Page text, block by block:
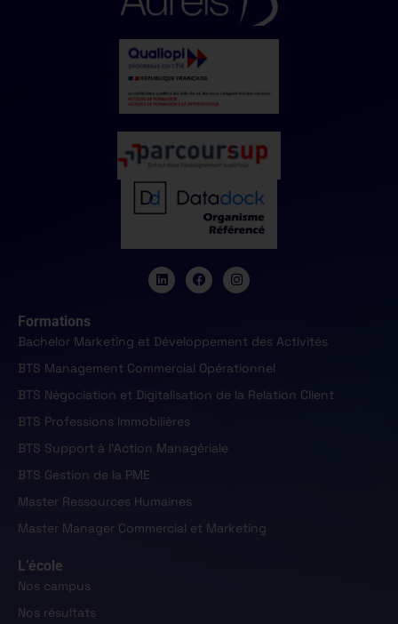
Formations
Bachelor Marketing et Développement des Activités
BTS Management Commercial Opérationnel
BTS Négociation et Digitalisation de la Relation Client
BTS Professions Immobilières
BTS Support à l'Action Managériale
BTS Gestion de la PME
Master Ressources Humaines
Master Manager Commercial et Marketing
L’école
Nos campus
Nos résultats